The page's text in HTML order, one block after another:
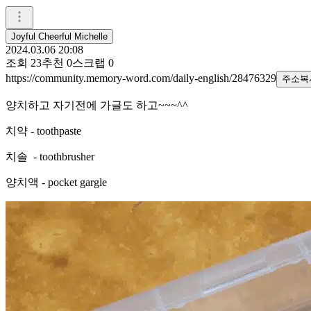
Joyful Cheerful Michelle
2024.03.06 20:08
조회 23추천 0스크랩 0
https://community.memory-word.com/daily-english/28476329 주소복
양치하고 자기전에 가글도 하고~~~^^
치약 - toothpaste
치솔 - toothbrusher
양치액 - pocket gargle